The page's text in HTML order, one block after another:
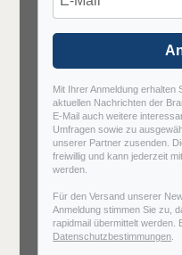
Mit Ihrer Anmeldung
aktuellen Nachrichten der
E-Mail auch weitere
Umfragen sowie zu
unserer Partner zusenden.
freiwillig und kann jederzeit
werden.
Für den Versand unserer
Anmeldung stimmen Sie zu,
rapidmail übermittelt werden.
Datenschutzbestimmungen